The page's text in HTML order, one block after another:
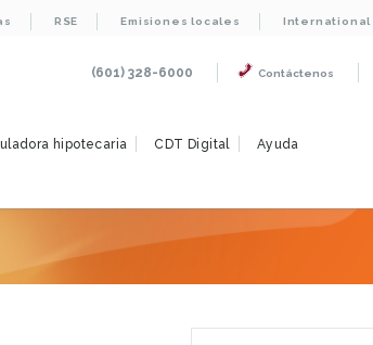
RSE Emisiones locales International
(601) 328-6000 Contáctenos
hipotecaria CDT Digital Ayuda